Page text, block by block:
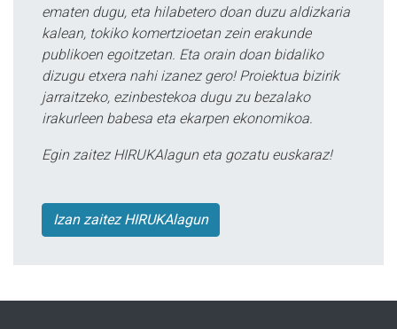
ematen dugu, eta hilabetero doan duzu aldizkaria
kalean, tokiko komertzioetan zein erakunde
publikoen egoitzetan. Eta orain doan bidaliko
dizugu etxera nahi izanez gero! Proiektua bizirik
jarraitzeko, ezinbestekoa dugu zu bezalako
irakurleen babesa eta ekarpen ekonomikoa.
Egin zaitez HIRUKAlagun eta gozatu euskaraz!
Izan zaitez HIRUKAlagun